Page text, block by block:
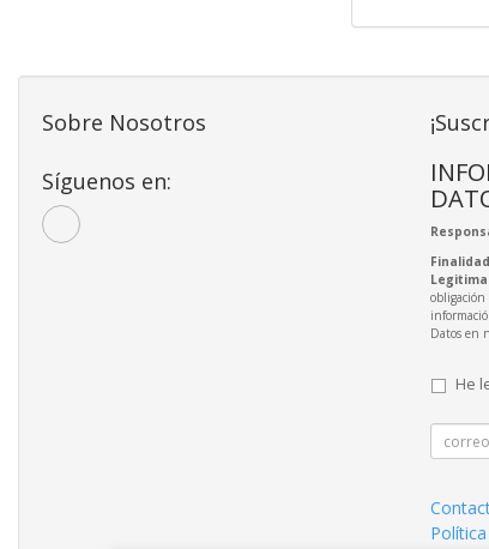
Sobre Nosotros
Síguenos en:
Finalidad
obligación
Datos en
He